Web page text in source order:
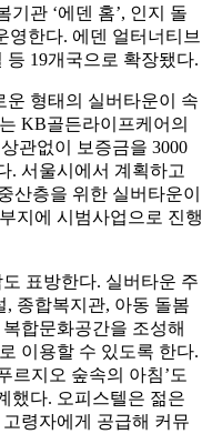
관 ‘에덴 홈’, 인지 돌
영한다. 에덴 얼터너티브
19개국으로 확장됐다.
형태의 실버타운이 속
KB골든라이프케어의
관없이 보증금을 3000
. 서울시에서 계획하고
산층을 위한 실버타운이
지에 시범사업으로 진행
표방한다. 실버타운 주
종합복지관, 아동 돌봄
합문화공간을 조성해
이용할 수 있도록 한다.
르지오 숲속의 아침’도
했다. 오피스텔은 젊은
령자에게 공급해 커뮤